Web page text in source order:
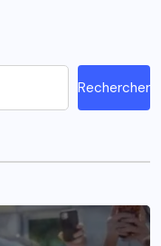
Rechercher